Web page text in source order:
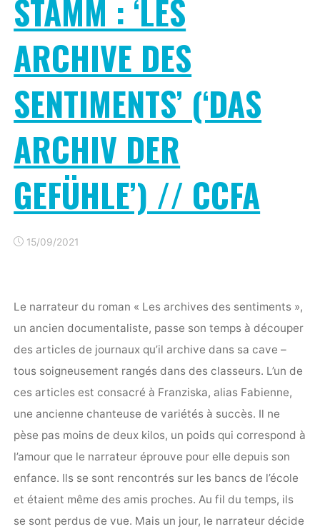
STAMM : ‘LES
ARCHIVE DES
SENTIMENTS’ (‘DAS
ARCHIV DER
GEFÜHLE’) // CCFA
15/09/2021
Le narrateur du roman « Les archives des sentiments »,
un ancien documentaliste, passe son temps à découper
des articles de journaux qu’il archive dans sa cave –
tous soigneusement rangés dans des classeurs. L’un de
ces articles est consacré à Franziska, alias Fabienne,
une ancienne chanteuse de variétés à succès. Il ne
pèse pas moins de deux kilos, un poids qui correspond à
l’amour que le narrateur éprouve pour elle depuis son
enfance. Ils se sont rencontrés sur les bancs de l’école
et étaient même des amis proches. Au fil du temps, ils
se sont perdus de vue. Mais un jour, le narrateur décide